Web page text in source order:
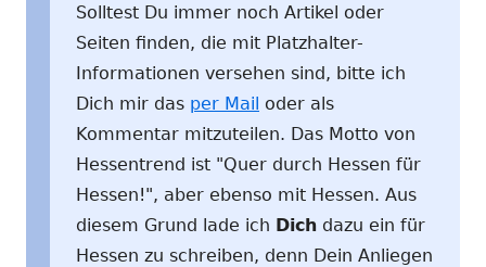
Solltest Du immer noch Artikel oder
Seiten finden, die mit Platzhalter-
Informationen versehen sind, bitte ich
Dich mir das per Mail oder als
Kommentar mitzuteilen. Das Motto von
Hessentrend ist "Quer durch Hessen für
Hessen!", aber ebenso mit Hessen. Aus
diesem Grund lade ich Dich dazu ein für
Hessen zu schreiben, denn Dein Anliegen